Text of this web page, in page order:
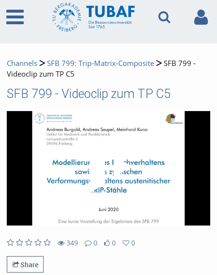
Channels SFB 799: Trip-Matrix-Composite
SFB 799 -
Videoclip zum TP C5
SFB 799 - Videoclip zum TP C5
349
0
0
0
Share